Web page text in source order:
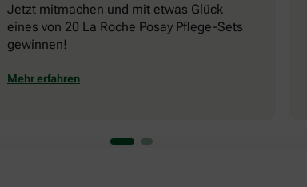
Jetzt mitmachen und mit etwas Glück
eines von 20 La Roche Posay Pflege-Sets
gewinnen!
Mehr erfahren